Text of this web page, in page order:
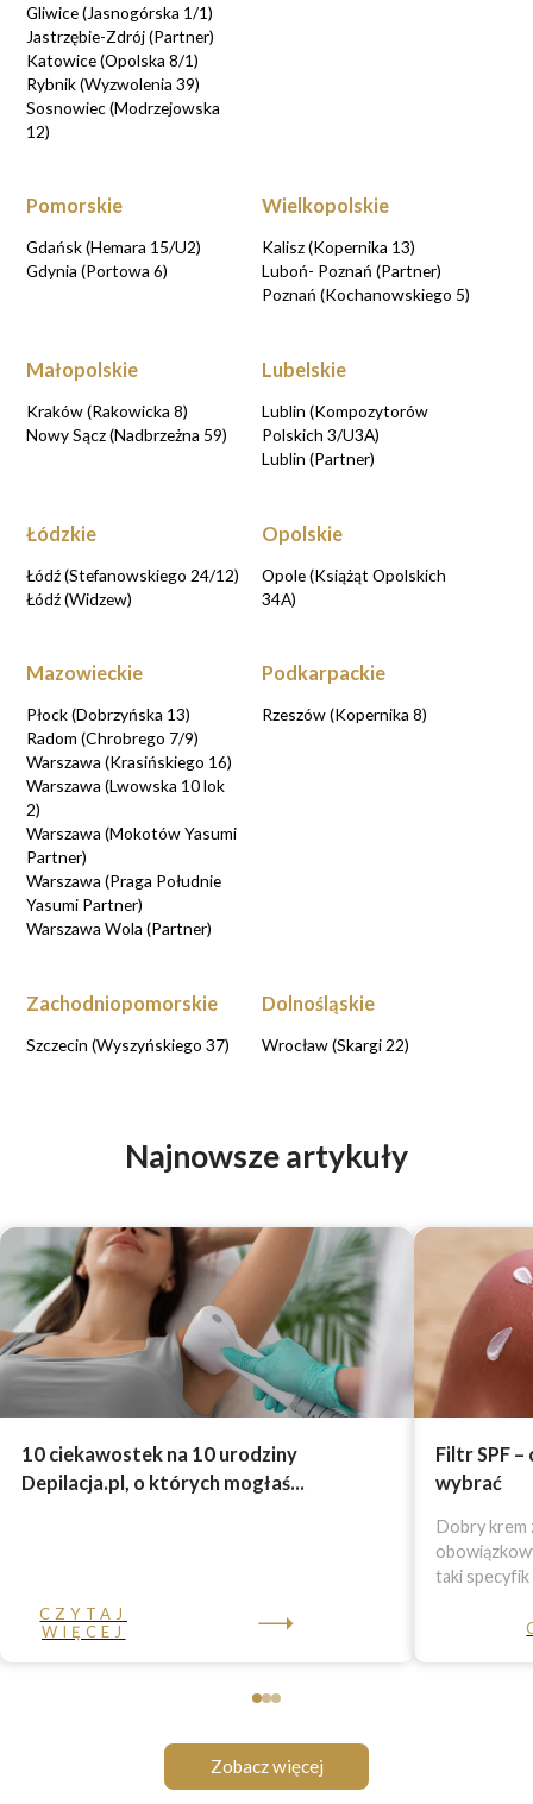
Gliwice (Jasnogórska 1/1)
Jastrzębie-Zdrój (Partner)
Katowice (Opolska 8/1)
Rybnik (Wyzwolenia 39)
Sosnowiec (Modrzejowska
12)
Pomorskie
Gdańsk (Hemara 15/U2)
Gdynia (Portowa 6)
Wielkopolskie
Kalisz (Kopernika 13)
Luboń- Poznań (Partner)
Poznań (Kochanowskiego 5)
Małopolskie
Kraków (Rakowicka 8)
Nowy Sącz (Nadbrzeżna 59)
Lubelskie
Lublin (Kompozytorów
Polskich 3/U3A)
Lublin (Partner)
Łódzkie
Łódź (Stefanowskiego 24/12)
Łódź (Widzew)
Opolskie
Opole (Książąt Opolskich
34A)
Mazowieckie
Płock (Dobrzyńska 13)
Radom (Chrobrego 7/9)
Warszawa (Krasińskiego 16)
Warszawa (Lwowska 10 lok
2)
Warszawa (Mokotów Yasumi
Partner)
Warszawa (Praga Południe
Yasumi Partner)
Warszawa Wola (Partner)
Podkarpackie
Rzeszów (Kopernika 8)
Zachodniopomorskie
Szczecin (Wyszyńskiego 37)
Dolnośląskie
Wrocław (Skargi 22)
Najnowsze artykuły
10 ciekawostek na 10 urodziny
Depilacja.pl, o których mogłaś...
CZYTAJ
WIĘCEJ
Filtr SPF
wybrać
Dobry krem
taki specyfik
Zobacz więcej